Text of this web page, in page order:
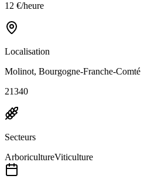
12 €/heure
Localisation
Molinot, Bourgogne-Franche-Comté
21340
Secteurs
ArboricultureViticulture